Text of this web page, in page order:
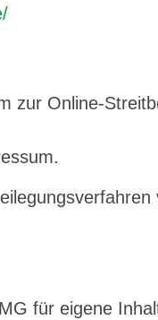
zur Online-
für eigene